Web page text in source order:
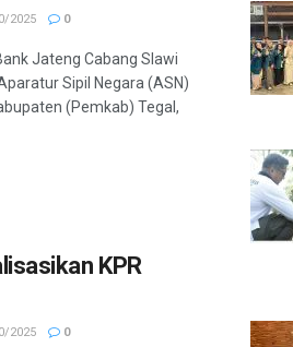
2025 0
Jateng Cabang Slawi
Sipil Negara (ASN)
(Pemkab) Tegal,
KPR
2025 0